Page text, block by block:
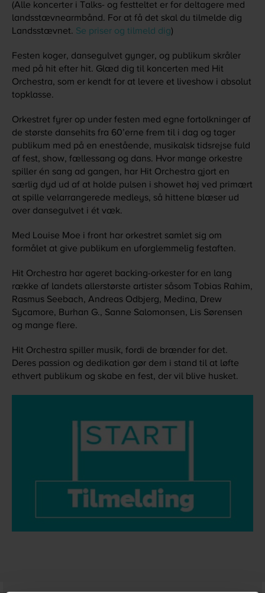
(Alle koncerter i Talks- og festteltet er for deltagere med
landsstævnearmbånd. For at få det skal du tilmelde dig
Landsstævnet. Se priser og tilmeld dig)
Festen koger, dansegulvet gynger, og publikum skråler
med på hit efter hit. Glæd dig til koncerten med Hit
Orchestra, som er kendt for at levere et liveshow i absolut
topklasse.
Orkestret fyrer op under festen med egne fortolkninger af
de største dansehits fra 60’erne frem til i dag og tager
publikum med på en enestående, musikalsk tidsrejse fuld
af fest, show, fællessang og dans. Hvor mange orkestre
spiller én sang ad gangen, har Hit Orchestra gjort en
særlig dyd ud af at holde pulsen i showet høj ved primært
at spille velarrangerede medleys, så hittene blæser ud
over dansegulvet i ét væk.
Med Louise Moe i front har orkestret samlet sig om
formålet at give publikum en uforglemmelig festaften.
Hit Orchestra har ageret backing-orkester for en lang
række af landets allerstørste artister såsom Tobias Rahim,
Rasmus Seebach, Andreas Odbjerg, Medina, Drew
Sycamore, Burhan G., Sanne Salomonsen, Lis Sørensen
og mange flere.
Hit Orchestra spiller musik, fordi de brænder for det.
Deres passion og dedikation gør dem i stand til at løfte
ethvert publikum og skabe en fest, der vil blive husket.